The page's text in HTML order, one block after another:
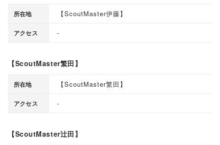
所在地 【ScoutMaster伊藤】
アクセス -
【ScoutMaster繁田】
所在地 【ScoutMaster繁田 】
アクセス -
【ScoutMaster辻田】